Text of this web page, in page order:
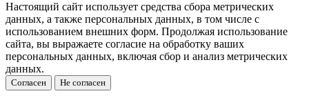
Настоящий сайт использует средства сбора метрических
данных, а также персональных данных, в том числе с
использованием внешних форм. Продолжая использование
сайта, вы выражаете согласие на обработку ваших
персональных данных, включая сбор и анализ метрических
данных.
Согласен Не согласен